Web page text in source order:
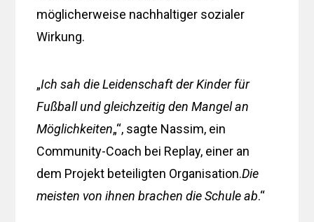
möglicherweise nachhaltiger sozialer
Wirkung.
„Ich sah die Leidenschaft der Kinder für
Fußball und gleichzeitig den Mangel an
Möglichkeiten„“, sagte Nassim, ein
Community-Coach bei Replay, einer an
dem Projekt beteiligten Organisation.Die
meisten von ihnen brachen die Schule ab.“